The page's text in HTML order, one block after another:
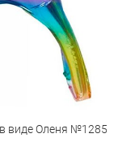
виде Оленя №1285